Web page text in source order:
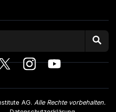
AG. Alle Rechte vorbehalten.